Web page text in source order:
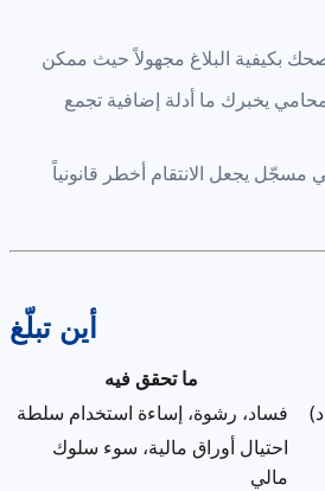
بكيفية البلاغ مجهولاً حيث ممكن
يخبرك ما أدلة إضافية تجمع
مسجّل يجعل الانتقام أخطر قانونياً
أين تبلّغ
ما تحقق فيه
فساد، رشوة، إساءة استخدام سلطة
احتيال أوراق مالية، سوء سلوك
مالي